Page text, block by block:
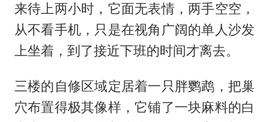
来待上两小时，它面无表情，两手空空，
从不看手机，只是在视角广阔的单人沙发
上坐着，到了接近下班的时间才离去。
三楼的自修区域定居着一只胖鹦鹉，把巢
穴布置得极其像样，它铺了一块麻料的白